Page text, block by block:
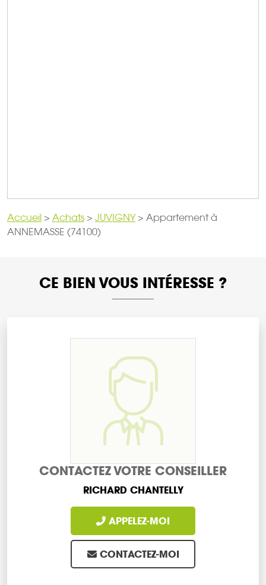
Accueil > Achats > JUVIGNY> Appartement à
ANNEMASSE (74100)
CE BIEN VOUS INTÉRESSE ?
CONTACTEZ VOTRE CONSEILLER
RICHARD CHANTELLY
APPELEZ-MOI
CONTACTEZ-MOI